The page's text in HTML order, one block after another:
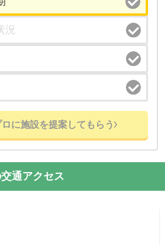
ロに施設を提案してもらう
通アクセス